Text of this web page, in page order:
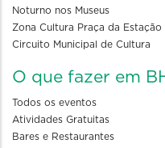
Noturno nos Museus
Zona Cultura Praça da Estação
Circuito Municipal de Cultura
O que fazer em
Todos os eventos
Atividades Gratuitas
Bares e Restaurantes